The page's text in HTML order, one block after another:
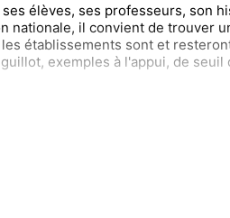
élèves, ses professeurs, son
nationale, il convient de trouver
établissements sont et
exemples à l'appui, de